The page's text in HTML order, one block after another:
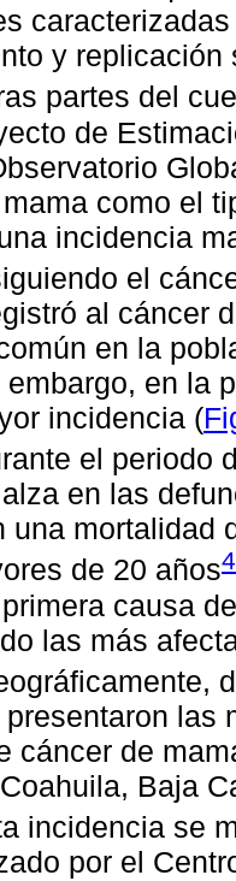
y
partes del
de
como el
incidencia
el
al cáncer
en la
en la
incidencia (
el periodo
en las
una mortalidad
de 20 años4
causa
las más
las
cáncer de
Baja
incidencia se
por el